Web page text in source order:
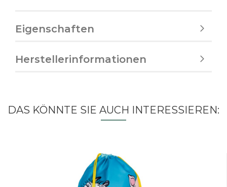
Eigenschaften
Herstellerinformationen
DAS KÖNNTE SIE AUCH INTERESSIEREN: